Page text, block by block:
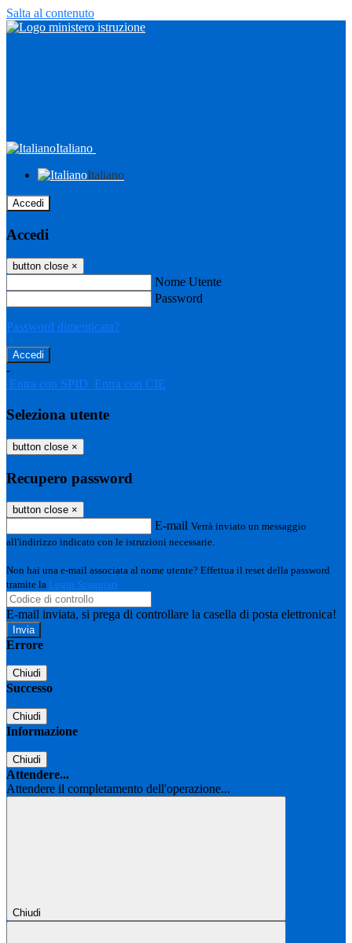
Salta al contenuto
Italiano
Italiano
Accedi
Accedi
button close ×
Nome Utente
Password
Password dimenticata?
-
Entra con SPID Entra con CIE
Seleziona utente
button close ×
Recupero password
button close ×
E-mail Verrà inviato un messaggio
all'indirizzo indicato con le istruzioni necessarie.
Non hai una e-mail associata al nome utente? Effettua il reset della password
tramite la Login Spaggiari
E-mail inviata, si prega di controllare la casella di posta elettronica!
Errore
Chiudi
Successo
Chiudi
Informazione
Chiudi
Attendere...
Attendere il completamento dell'operazione...
Chiudi